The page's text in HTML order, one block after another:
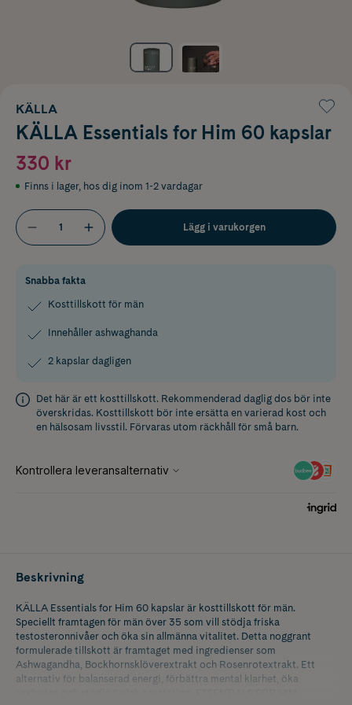
KÄLLA
KÄLLA Essentials for Him 60 kapslar
330 kr
Finns i lager, hos dig inom 1-2 vardagar
Lägg i varukorgen
Snabba fakta
Kosttillskott för män
Innehåller ashwaghanda
2 kapslar dagligen
Det här är ett kosttillskott. Rekommenderad daglig dos bör inte
överskridas. Kosttillskott bör inte ersätta en varierad kost och
en hälsosam livsstil. Förvaras utom räckhåll för små barn.
Beskrivning
KÄLLA Essentials for Him 60 kapslar är kosttillskott för män.
Speciellt framtagen för män över 35 som vill stödja friska
testosteronnivåer och öka sin allmänna vitalitet. Detta noggrant
formulerade tillskott är framtaget med ingredienser som
Ashwagandha, Bockhornsklöverextrakt och Rosenrotextrakt. Ett
alternativ för balanserad energi, förbättra mental klarhet, öka